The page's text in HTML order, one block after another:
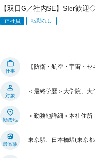
【双日G／社内SE】SIer歓
正社員 転勤なし
仕事
【防衛・航空・宇宙・
対象
＜最終学歴＞大学院、大
勤務地
＜勤務地詳細＞本社住
最寄駅
東京駅、日本橋駅(東京